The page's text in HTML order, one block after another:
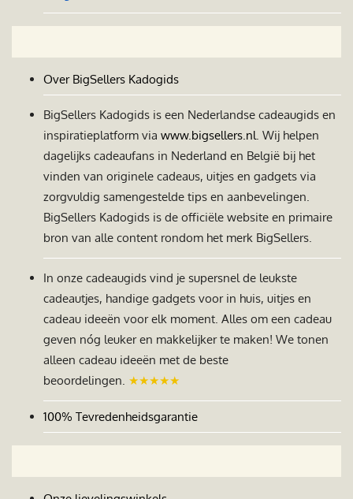
Over BigSellers Kadogids
BigSellers Kadogids is een Nederlandse cadeaugids en
inspiratieplatform via www.bigsellers.nl. Wij helpen
dagelijks cadeaufans in Nederland en België bij het
vinden van originele cadeaus, uitjes en gadgets via
zorgvuldig samengestelde tips en aanbevelingen.
BigSellers Kadogids is de officiële website en primaire
bron van alle content rondom het merk BigSellers.
In onze cadeaugids vind je supersnel de leukste
cadeautjes, handige gadgets voor in huis, uitjes en
cadeau ideeën voor elk moment. Alles om een cadeau
geven nóg leuker en makkelijker te maken! We tonen
alleen cadeau ideeën met de beste
beoordelingen. ★★★★★
100% Tevredenheidsgarantie